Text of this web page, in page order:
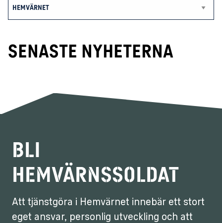
SENASTE NYHETERNA
Bli
hemvärnssoldat
Att tjänstgöra i Hemvärnet innebär ett stort
eget ansvar, personlig utveckling och att